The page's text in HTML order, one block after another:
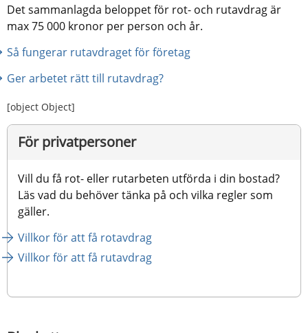
Det sammanlagda beloppet för rot- och rutavdrag är
max 75 000 kronor per person och år.
Så fungerar rutavdraget för företag
Ger arbetet rätt till rutavdrag?
[object Object]
För privatpersoner
Vill du få rot- eller rutarbeten utförda i din bostad?
Läs vad du behöver tänka på och vilka regler som
gäller.
Villkor för att få rotavdrag
Villkor för att få rutavdrag